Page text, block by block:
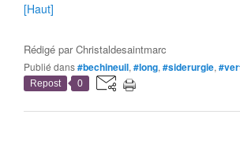
[Haut]
Rédigé parChristaldesaintmarc
Publié dans#bechineuil, #long, #siderurgie,
Repost 0